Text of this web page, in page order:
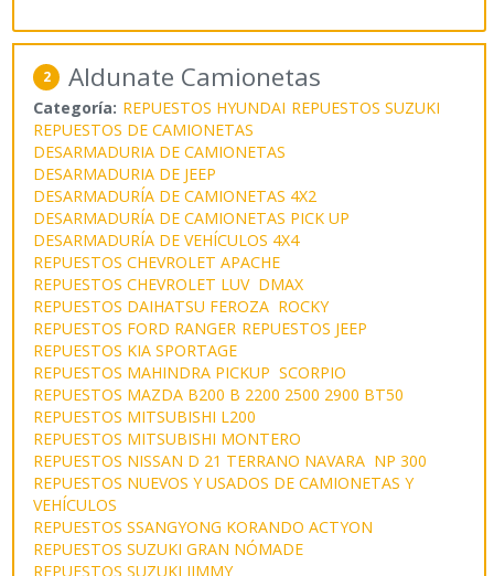
2 Aldunate Camionetas
Categoría: REPUESTOS HYUNDAI REPUESTOS SUZUKI
REPUESTOS DE CAMIONETAS
DESARMADURIA DE CAMIONETAS
DESARMADURIA DE JEEP
DESARMADURÍA DE CAMIONETAS 4X2
DESARMADURÍA DE CAMIONETAS PICK UP
DESARMADURÍA DE VEHÍCULOS 4X4
REPUESTOS CHEVROLET APACHE
REPUESTOS CHEVROLET LUV DMAX
REPUESTOS DAIHATSU FEROZA ROCKY
REPUESTOS FORD RANGER REPUESTOS JEEP
REPUESTOS KIA SPORTAGE
REPUESTOS MAHINDRA PICKUP SCORPIO
REPUESTOS MAZDA B200 B 2200 2500 2900 BT50
REPUESTOS MITSUBISHI L200
REPUESTOS MITSUBISHI MONTERO
REPUESTOS NISSAN D 21 TERRANO NAVARA NP 300
REPUESTOS NUEVOS Y USADOS DE CAMIONETAS Y
VEHÍCULOS
REPUESTOS SSANGYONG KORANDO ACTYON
REPUESTOS SUZUKI GRAN NÓMADE
REPUESTOS SUZUKI JIMMY